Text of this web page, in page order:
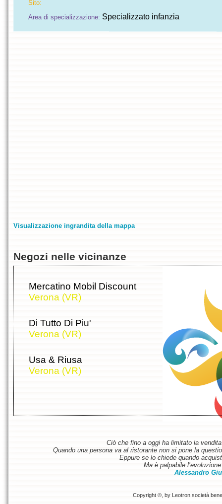
Sito:
Area di specializzazione: Specializzato infanzia
Visualizzazione ingrandita della mappa
Negozi nelle vicinanze
Mercatino Mobil Discount
Verona (VR)
Di Tutto Di Piu'
Verona (VR)
Usa & Riusa
Verona (VR)
Ciò che fino a oggi ha limitato la
Quando una persona va al ristorante non si pone la
Eppure se lo chiede quando
Ma è palpabile
Alessandro
Copyright ©, by Leotron società